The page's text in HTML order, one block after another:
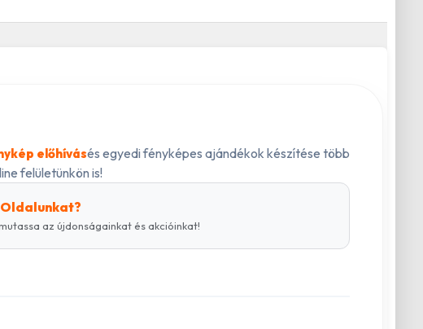
előhívásés egyedi fényképes ajándékok készítése több
felületünkön is!
az újdonságainkat és akcióinkat!